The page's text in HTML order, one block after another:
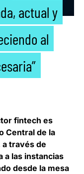
actual y
al
fintech es
Central de la
a través de
a las instancias
desde la mesa